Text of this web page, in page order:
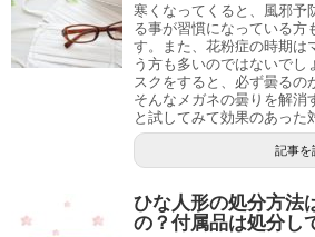
寒くなってくると、風邪予
る事が習慣になっている方
す。また、花粉症の時期は
う方も多いのではないでし
スクをすると、必ず曇るの
そんなメガネの曇りを解消
と試してみて効果のあった
記事を
ひな人形の処分方法
の？付属品は処分し